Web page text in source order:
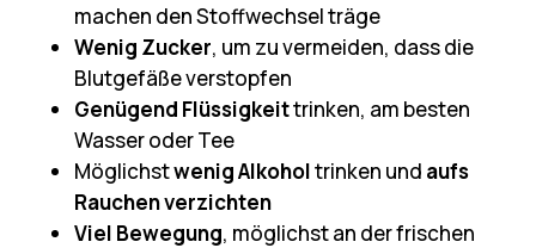
machen den Stoffwechsel träge
Wenig Zucker, um zu vermeiden, dass die
Blutgefäße verstopfen
Genügend Flüssigkeittrinken, am besten
Wasser oder Tee
Möglichstwenig Alkoholtrinken und aufs
Rauchen verzichten
Viel Bewegung, möglichst an der frischen